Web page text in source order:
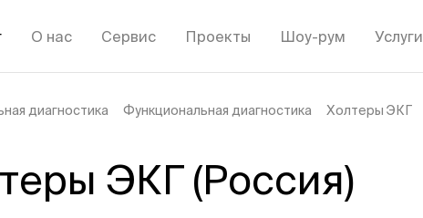
О нас Сервис Проекты Шоу-рум Услуги
диагностика Функциональная диагностика Холтеры ЭКГ
ЭКГ (Россия)